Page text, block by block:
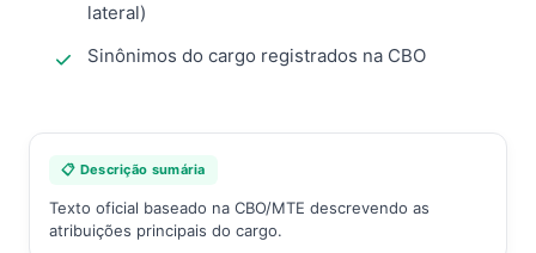
lateral)
Sinônimos do cargo registrados na CBO
📋 Descrição sumária
Texto oficial baseado na CBO/MTE descrevendo as
atribuições principais do cargo.